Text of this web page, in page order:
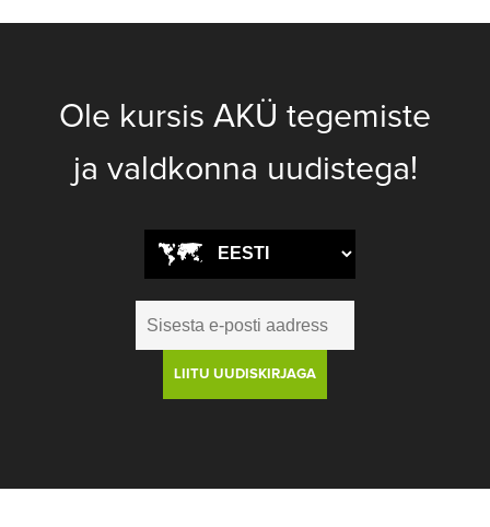
Ole kursis AKÜ tegemiste
ja valdkonna uudistega!